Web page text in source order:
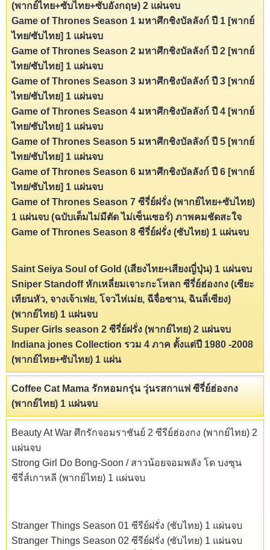
(พากย์ไทย+ซับไทย+ซับอังกฤษ) 2 แผ่นจบ
Game of Thrones Season 1 มหาศึกชิงบัลลังก์ ปี 1 [พากย์
ไทย/ซับไทย] 1 แผ่นจบ
Game of Thrones Season 2 มหาศึกชิงบัลลังก์ ปี 2 [พากย์
ไทย/ซับไทย] 1 แผ่นจบ
Game of Thrones Season 3 มหาศึกชิงบัลลังก์ ปี 3 [พากย์
ไทย/ซับไทย] 1 แผ่นจบ
Game of Thrones Season 4 มหาศึกชิงบัลลังก์ ปี 4 [พากย์
ไทย/ซับไทย] 1 แผ่นจบ
Game of Thrones Season 5 มหาศึกชิงบัลลังก์ ปี 5 [พากย์
ไทย/ซับไทย] 1 แผ่นจบ
Game of Thrones Season 6 มหาศึกชิงบัลลังก์ ปี 6 [พากย์
ไทย/ซับไทย] 1 แผ่นจบ
Game of Thrones Season 7 ซีรี่ย์ฝรั่ง (พากย์ไทย+ซับไทย)
1 แผ่นจบ (ฉบับเต็มไม่มีตัด ไม่เซ็นเซอร์) ภาพคมชัดสะใจ
Game of Thrones Season 8 ซีรี่ย์ฝรั่ง (ซับไทย) 1 แผ่นจบ
Saint Seiya Soul of Gold (เสียงไทย+เสียงญี่ปุ่น) 1 แผ่นจบ
Sniper Standoff หักเหลี่ยมเจาะกะโหลก ซีรี่ย์ฮ่องกง (เซียะ
เทียนหัว, จางเจ้าเฟย, โจวไห่เม่ย, ฉีจื่อซาน, ฉินลี่เซียง)
(พากย์ไทย) 1 แผ่นจบ
Super Girls season 2 ซีรี่ย์ฝรั่ง (พากย์ไทย) 2 แผ่นจบ
Indiana jones Collection รวม 4 ภาค ตั้งแต่ปี 1980 -2008
(พากย์ไทย+ซับไทย) 1 แผ่น
Coffee Cat Mama รักหอมกรุ่น วุ่นรสกาแฟ ซีรี่ย์ฮ่องกง
(พากย์ไทย) 1 แผ่นจบ
Beauty At War ศึกรักจอมราชันย์ 2 ซีรีย์ฮ่องกง (พากย์ไทย) 2
แผ่นจบ
Strong Girl Do Bong-Soon / สาวน้อยจอมพลัง โด บงซุน
ซีรี่ส์เกาหลี (พากย์ไทย) 1 แผ่นจบ
Stranger Things Season 01 ซีรีย์ฝรั่ง (ซับไทย) 1 แผ่นจบ
Stranger Things Season 02 ซีรีย์ฝรั่ง (ซับไทย) 1 แผ่นจบ